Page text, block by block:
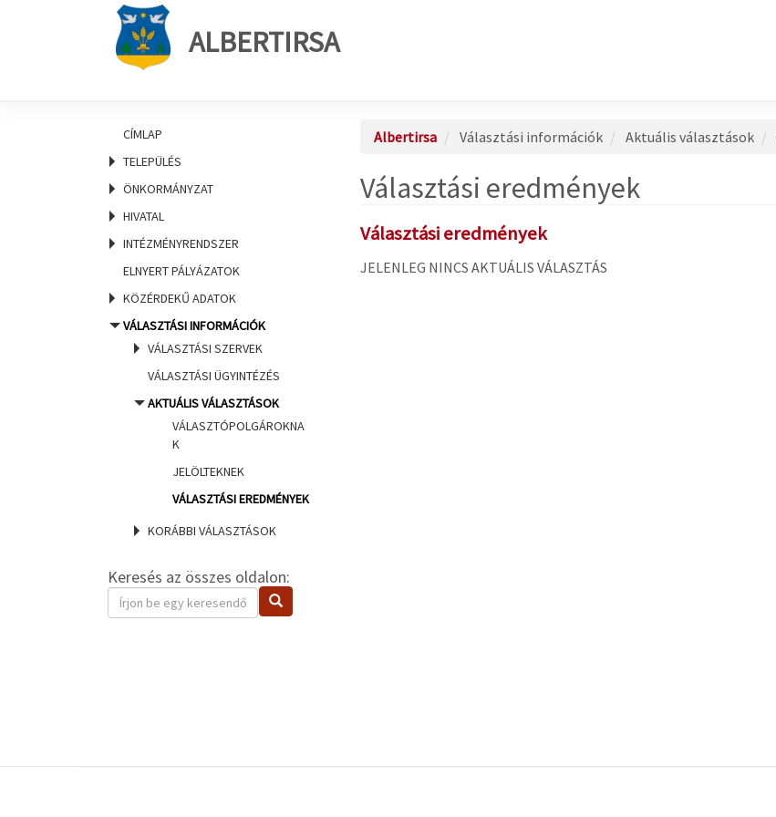
ALBERTIRSA
CÍMLAP
TELEPÜLÉS
ÖNKORMÁNYZAT
HIVATAL
INTÉZMÉNYRENDSZER
ELNYERT PÁLYÁZATOK
KÖZÉRDEKŰ ADATOK
VÁLASZTÁSI INFORMÁCIÓK
VÁLASZTÁSI SZERVEK
VÁLASZTÁSI ÜGYINTÉZÉS
AKTUÁLIS VÁLASZTÁSOK
VÁLASZTÓPOLGÁROKNA
K
JELÖLTEKNEK
VÁLASZTÁSI EREDMÉNYEK
KORÁBBI VÁLASZTÁSOK
Keresés az összes oldalon:
Keresendő
kifejezés
Keresés
Albertirsa Választási információk Aktuális választások
Választási eredmények
Választási eredmények
JELENLEG NINCS AKTUÁLIS VÁLASZTÁS